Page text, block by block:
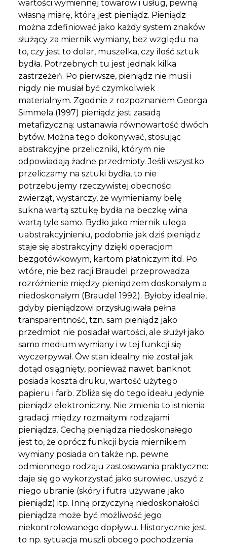
wartości wymiennej towarów i usług, pewną
własną miarę, którą jest pieniądz. Pieniądz
można zdefiniować jako każdy system znaków
służący za miernik wymiany, bez względu na
to, czy jest to dolar, muszelka, czy ilość sztuk
bydła. Potrzebnych tu jest jednak kilka
zastrzeżeń. Po pierwsze, pieniądz nie musi i
nigdy nie musiał być czymkolwiek
materialnym. Zgodnie z rozpoznaniem Georga
Simmela (1997) pieniądz jest zasadą
metafizyczną: ustanawia równowartość dwóch
bytów. Można tego dokonywać, stosując
abstrakcyjne przeliczniki, którym nie
odpowiadają żadne przedmioty. Jeśli wszystko
przeliczamy na sztuki bydła, to nie
potrzebujemy rzeczywistej obecności
zwierząt, wystarczy, że wymieniamy belę
sukna wartą sztukę bydła na beczkę wina
wartą tyle samo. Bydło jako miernik ulega
uabstrakcyjnieniu, podobnie jak dziś pieniądz
staje się abstrakcyjny dzięki operacjom
bezgotówkowym, kartom płatniczym itd. Po
wtóre, nie bez racji Braudel przeprowadza
rozróżnienie między pieniądzem doskonałym a
niedoskonałym (Braudel 1992). Byłoby idealnie,
gdyby pieniądzowi przysługiwała pełna
transparentność, tzn. sam pieniądz jako
przedmiot nie posiadał wartości, ale służył jako
samo medium wymiany i w tej funkcji się
wyczerpywał. Ów stan idealny nie został jak
dotąd osiągnięty, ponieważ nawet banknot
posiada koszta druku, wartość użytego
papieru i farb. Zbliża się do tego ideału jedynie
pieniądz elektroniczny. Nie zmienia to istnienia
gradacji między rozmaitymi rodzajami
pieniądza. Cechą pieniądza niedoskonałego
jest to, że oprócz funkcji bycia miernikiem
wymiany posiada on także np. pewne
odmiennego rodzaju zastosowania praktyczne:
daje się go wykorzystać jako surowiec, uszyć z
niego ubranie (skóry i futra używane jako
pieniądz) itp. Inną przyczyną niedoskonałości
pieniądza może być możliwość jego
niekontrolowanego dopływu. Historycznie jest
to np. sytuacja muszli obcego pochodzenia